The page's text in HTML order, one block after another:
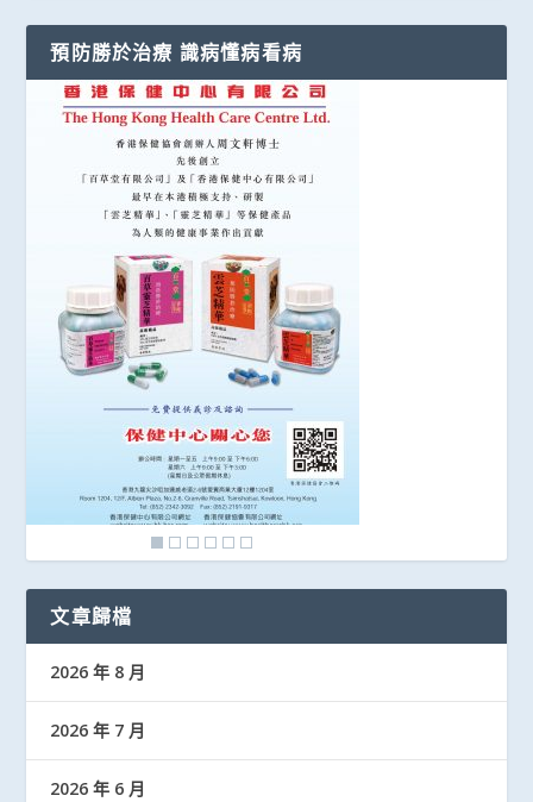
預防勝於治療 識病懂病看病
文章歸檔
2026 年 8 月
2026 年 7 月
2026 年 6 月